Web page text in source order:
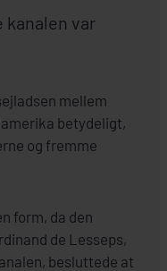
kanalen var
mellem
betydeligt,
og fremme
form, da den
de Lesseps,
besluttede at